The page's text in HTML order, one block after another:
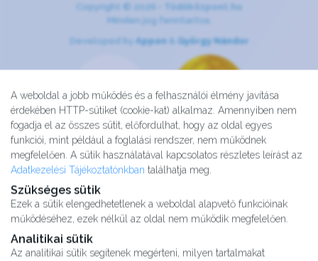
A weboldal a jobb működés és a felhasználói élmény javítása
érdekében HTTP-sütiket (cookie-kat) alkalmaz. Amennyiben nem
fogadja el az összes sütit, előfordulhat, hogy az oldal egyes
funkciói, mint például a foglalási rendszer, nem működnek
megfelelően. A sütik használatával kapcsolatos részletes leírást az
Adatkezelési Tájékoztatónkban találhatja meg.
Szükséges sütik
Ezek a sütik elengedhetetlenek a weboldal alapvető funkcióinak
működéséhez, ezek nélkül az oldal nem működik megfelelően.
Analitikai sütik
Az analitikai sütik segítenek megérteni, milyen tartalmakat
Copyright © 2026 •
Tüdőközpont.hu
Minden jog fenntartva.
Developed by Appon& György Nándor